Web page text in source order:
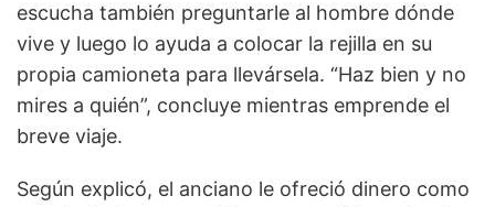
escucha también preguntarle al hombre dónde
vive y luego lo ayuda a colocar la rejilla en su
propia camioneta para llevársela. “Haz bien y no
mires a quién”, concluye mientras emprende el
breve viaje.
Según explicó, el anciano le ofreció dinero como